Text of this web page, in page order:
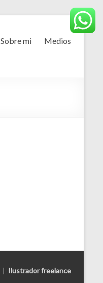
Sobre mi Medios
| Ilustrador freelance